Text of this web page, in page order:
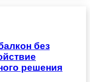
без
решения